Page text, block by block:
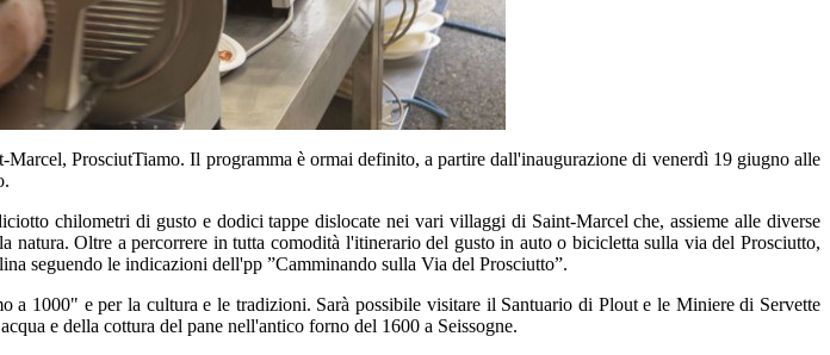
ProsciutTiamo. Il programma è ormai definito, a partire dall'inaugurazione di venerdì 19 giugno alle
chilometri di gusto e dodici tappe dislocate nei vari villaggi di Saint-Marcel che, assieme alle diverse
Oltre a percorrere in tutta comodità l'itinerario del gusto in auto o bicicletta sulla via del Prosciutto,
seguendo le indicazioni dell'pp ”Camminando sulla Via del Prosciutto”.
a 1000" e per la cultura e le tradizioni. Sarà possibile visitare il Santuario di Plout e le Miniere di Servette
e della cottura del pane nell'antico forno del 1600 a Seissogne.